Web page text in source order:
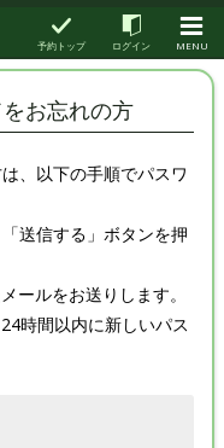
予約トップ ログイン MENU
お忘れの方
、以下の手順でパスワ
送信する」ボタンを押
ールをお送りします。
時間以内に新しいパス